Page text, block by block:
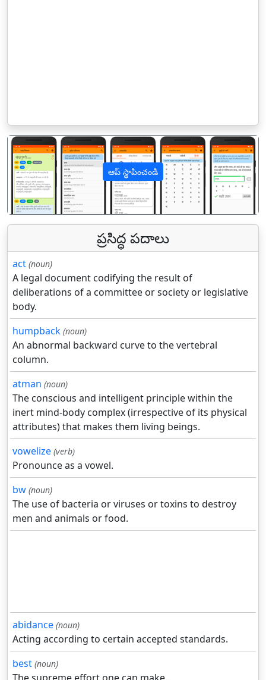
ఆప్ స్థాపించండి
पिछला
ప్రసిద్ధ పదాలు
act (noun)
A legal document codifying the result of
deliberations of a committee or society or legislative
body.
humpback (noun)
An abnormal backward curve to the vertebral
column.
atman (noun)
The conscious and intelligent principle within the
inert mind-body complex (irrespective of its physical
attributes) that makes them living beings.
vowelize (verb)
Pronounce as a vowel.
bw (noun)
The use of bacteria or viruses or toxins to destroy
men and animals or food.
abidance (noun)
Acting according to certain accepted standards.
best (noun)